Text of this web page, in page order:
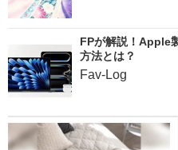
FPが解説！Apple
方法とは？
Fav-Log